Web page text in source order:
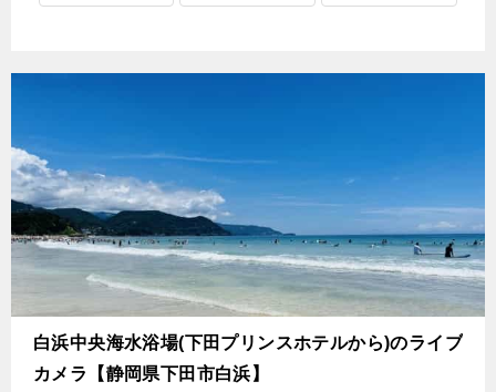
白浜中央海水浴場(下田プリンスホテルから)のライブ
カメラ【静岡県下田市白浜】